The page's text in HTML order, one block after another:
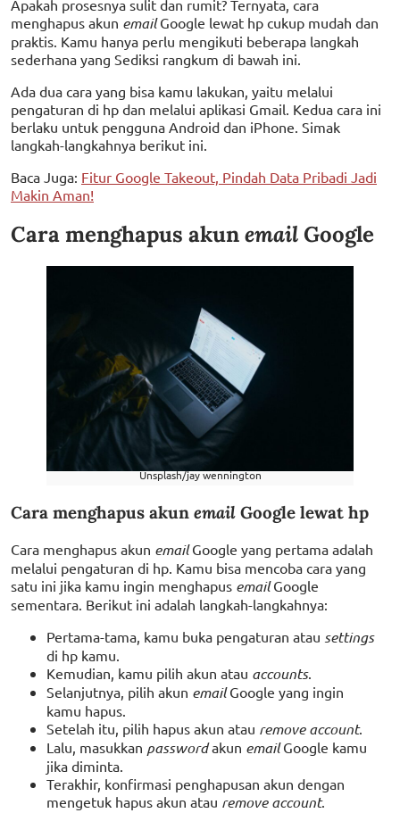
Apakah prosesnya sulit dan rumit? Ternyata, cara
menghapus akun emailGoogle lewat hp cukup mudah dan
praktis. Kamu hanya perlu mengikuti beberapa langkah
sederhana yang Sediksi rangkum di bawah ini.
Ada dua cara yang bisa kamu lakukan, yaitu melalui
pengaturan di hp dan melalui aplikasi Gmail. Kedua cara ini
berlaku untuk pengguna Android dan iPhone. Simak
langkah-langkahnya berikut ini.
Baca Juga: Fitur Google Takeout, Pindah Data Pribadi Jadi
Makin Aman!
Cara menghapus akunemail Google
Unsplash/jay wennington
Cara menghapus akun email Google lewat hp
Cara menghapus akun emailGoogle yang pertama adalah
melalui pengaturan di hp. Kamu bisa mencoba cara yang
satu ini jika kamu ingin menghapus emailGoogle
sementara. Berikut ini adalah langkah-langkahnya:
Pertama-tama, kamu buka pengaturan atau settings
di hp kamu.
Kemudian, kamu pilih akun atau accounts.
Selanjutnya, pilih akun emailGoogle yang ingin
kamu hapus.
Setelah itu, pilih hapus akun atau remove account.
Lalu, masukkan passwordakun emailGoogle kamu
jika diminta.
Terakhir, konfirmasi penghapusan akun dengan
mengetuk hapus akun atau remove account.